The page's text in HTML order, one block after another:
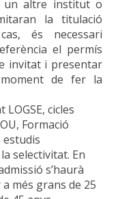
un altre institut o
la titulació
és necessari
el permís
invitat i presentar
de fer la
cicles
Formació
estudis
selectivitat. En
s’haurà
a més grans de 25